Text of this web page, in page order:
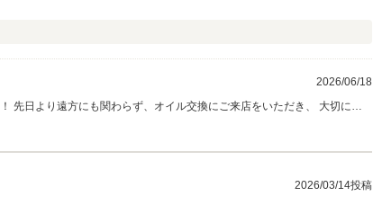
2026/06/18
先日より遠方にも関わらず、オイル交換にご来店をいただき、 大切にお
2026/03/14投稿